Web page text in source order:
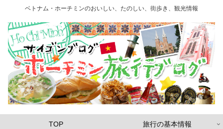
ベトナム・ホーチミンのおいしい、たのしい、街歩き、観光情報
TOP 旅行の基本情報